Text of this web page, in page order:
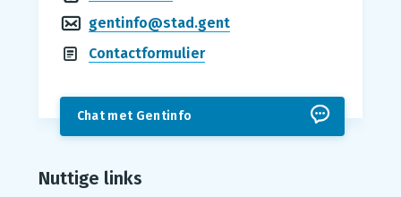
gentinfo@stad.gent
Contactformulier
Chat met Gentinfo
Nuttige links